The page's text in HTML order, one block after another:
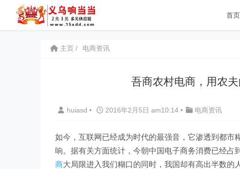
首页
主页 电商资讯
吾商农村电商，用农
huiasd • 2016年2月5日 am10:14 • 电商资讯
如今，互联网已经成为时代的最强音，它渗透到都
响。据有关方面统计，今朝中国电子商务消费已经
商大局限进入我们糊口的同时，我国却有高出半数